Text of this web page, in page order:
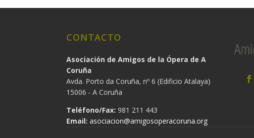
CONTACTO
Asociación de Amigos de la Ópera de A
Coruña
Avda. Porto da Coruña, nº 6 (Edificio Atalaya)
15006 - A Coruña
Teléfono/Fax: 981 211 443
Email: asociacion@amigosoperacoruna.org